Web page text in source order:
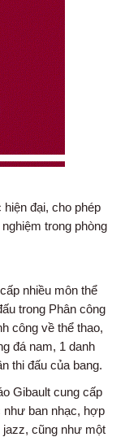
đại, cho phép
trong phòng
nhiều môn thể
trong Phân công
công về thể thao,
đá nam, 1 danh
thi đấu của bang.
Gibault cung cấp
ban nhạc, hợp
cũng như một